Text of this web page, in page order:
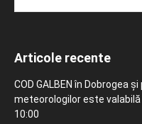
Articole recente
COD GALBEN în Dobrogea
meteorologilor este
10:00